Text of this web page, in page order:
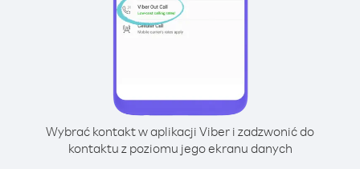
Wybrać kontakt w aplikacji Viber i zadzwonić do
kontaktu z poziomu jego ekranu danych